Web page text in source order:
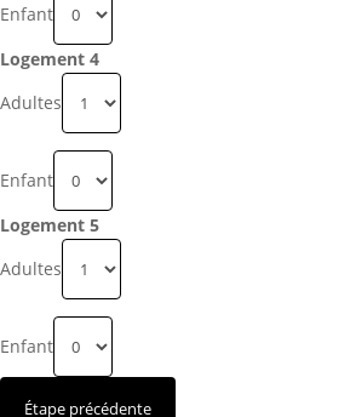
Enfant
Logement 4
Adultes
Enfant
Logement 5
Adultes
Enfant